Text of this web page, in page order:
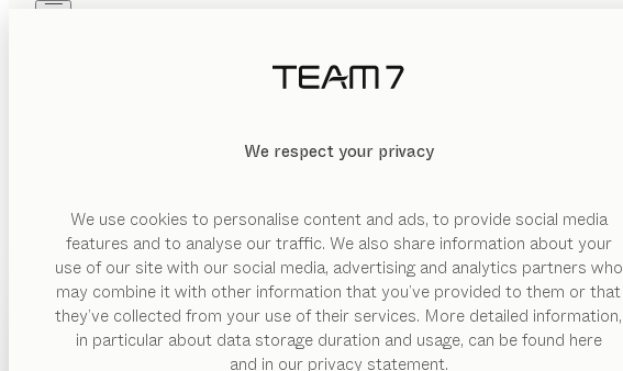
We respect your privacy
We use cookies to personalise content and ads, to provide social media
features and to analyse our traffic. We also share information about your
use of our site with our social media, advertising and analytics partners who
may combine it with other information that you’ve provided to them or that
they’ve collected from your use of their services. More detailed information,
in particular about data storage duration and usage, can be found here
and in our privacy statement.
PRODUKTE